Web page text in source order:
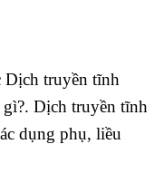
Dịch truyền tĩnh
Dịch truyền tĩnh
dụng phụ, liều